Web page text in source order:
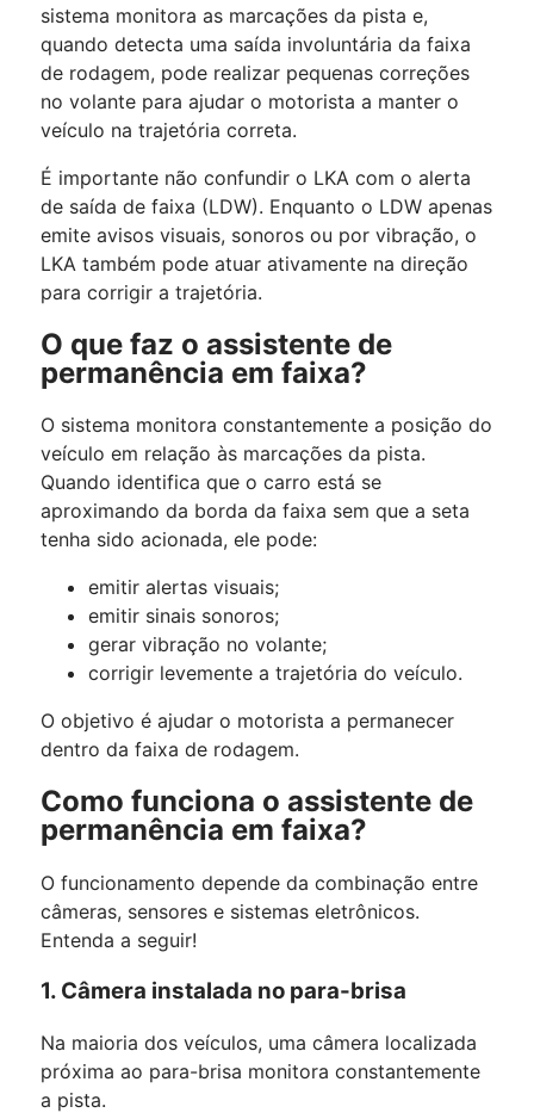
sistema monitora as marcações da pista e,
quando detecta uma saída involuntária da faixa
de rodagem, pode realizar pequenas correções
no volante para ajudar o motorista a manter o
veículo na trajetória correta.
É importante não confundir o LKA com o alerta
de saída de faixa (LDW). Enquanto o LDW apenas
emite avisos visuais, sonoros ou por vibração, o
LKA também pode atuar ativamente na direção
para corrigir a trajetória.
O que faz o assistente de
permanência em faixa?
O sistema monitora constantemente a posição do
veículo em relação às marcações da pista.
Quando identifica que o carro está se
aproximando da borda da faixa sem que a seta
tenha sido acionada, ele pode:
emitir alertas visuais;
emitir sinais sonoros;
gerar vibração no volante;
corrigir levemente a trajetória do veículo.
O objetivo é ajudar o motorista a permanecer
dentro da faixa de rodagem.
Como funciona o assistente de
permanência em faixa?
O funcionamento depende da combinação entre
câmeras, sensores e sistemas eletrônicos.
Entenda a seguir!
1. Câmera instalada no para-brisa
Na maioria dos veículos, uma câmera localizada
próxima ao para-brisa monitora constantemente
a pista.